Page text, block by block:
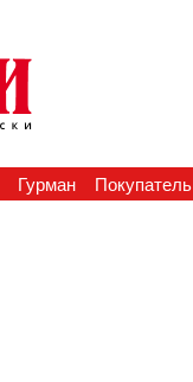
Гурман Покупатель